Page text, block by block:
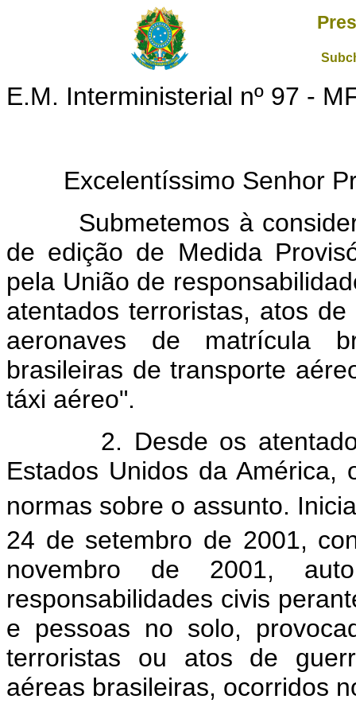
E.M. Interministerial nº 97 -
Excelentíssimo Senhor
Submetemos à
de edição de Medida
pela União de
atentados terroristas, atos
aeronaves de matrícula
brasileiras de transporte
táxi aéreo".
2. Desde os atentados
Estados Unidos da América,
normas sobre o assunto.
24 de setembro de 2001,
novembro de 2001,
responsabilidades civis
e pessoas no solo,
terroristas ou atos de
aéreas brasileiras, ocorridos